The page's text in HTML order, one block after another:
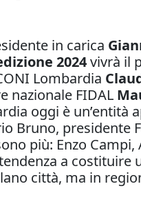
in carica
2024vivrà il
Lombardia
nazionale FIDAL
oggi è
Bruno, presidente
più: Enzo
a
città, ma in